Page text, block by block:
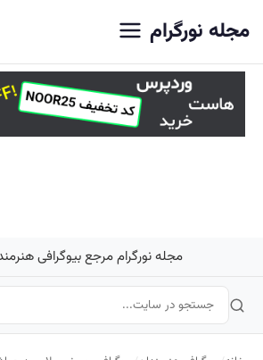
مجله نورگرام
مجله نورگرام مرجع بیوگرافی